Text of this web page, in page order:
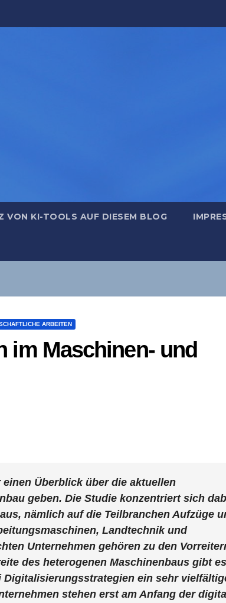
VON KI-TOOLS AUF DIESEM BLOG
ARBEITEN
im Maschinen- und
Überblick über die aktuellen
geben. Die Studie konzentriert sich
nämlich auf die Teilbranchen Aufzüge
Landtechnik und
Unternehmen gehören zu den
des heterogenen Maschinenbaus gibt es
ein sehr
stehen erst am Anfang der